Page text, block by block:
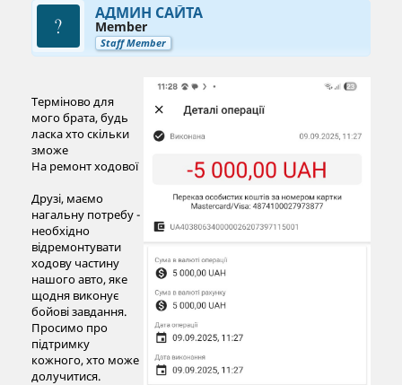
АДМИН САЙТА
Member
Staff Member
Терміново для
мого брата, будь
ласка хто скільки
зможе
На ремонт ходової
Друзі, маємо
нагальну потребу -
необхідно
відремонтувати
ходову частину
нашого авто, яке
щодня виконує
бойові завдання.
Просимо про
підтримку
кожного, хто може
долучитися.